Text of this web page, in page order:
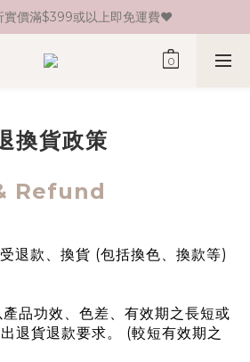
記即送HK$30 現金卷♥
價滿$399或以上即免運費♥
登記即送HK$30 現金卷♥
換貨政策
Refund
退款、換貨 (包括換色、換款等)
品功效、色差、有效期之長短或
退貨退款要求。 (較短有效期之